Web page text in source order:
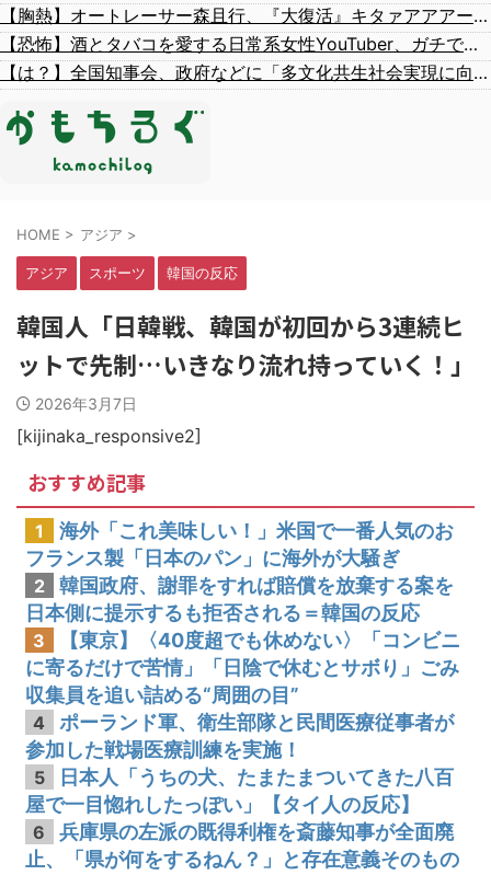
【胸熱】オートレーサー森且行、『大復活』キタァアアアーーーー！！
【恐怖】酒とタバコを愛する日常系女性YouTuber、ガチで体が終わる・・・
【は？】全国知事会、政府などに「多文化共生社会実現に向けた提言」を提出 「国は在留外国人を労働者と見ているが、日本人と同じ生活者」
HOME > アジア >
アジア スポーツ 韓国の反応
韓国人「日韓戦、韓国が初回から3連続ヒ
ットで先制…いきなり流れ持っていく！」
2026年3月7日
[kijinaka_responsive2]
おすすめ記事
1
海外「これ美味しい！」米国で一番人気のお
フランス製「日本のパン」に海外が大騒ぎ
2
韓国政府、謝罪をすれば賠償を放棄する案を
日本側に提示するも拒否される＝韓国の反応
3
【東京】〈40度超でも休めない〉「コンビニ
に寄るだけで苦情」「日陰で休むとサボり」ごみ
収集員を追い詰める“周囲の目”
4
ポーランド軍、衛生部隊と民間医療従事者が
参加した戦場医療訓練を実施！
5
日本人「うちの犬、たまたまついてきた八百
屋で一目惚れしたっぽい」【タイ人の反応】
6
兵庫県の左派の既得利権を斎藤知事が全面廃
止、「県が何をするねん？」と存在意義そのもの